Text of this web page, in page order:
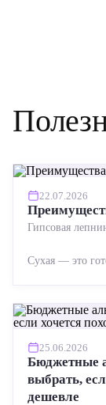
22.07.2026
Гипсовая
Сухая — это
25.06.2026
Бюджетные
выбрать,
дешевле